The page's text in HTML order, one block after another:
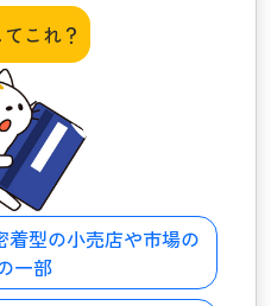
これ？
着型の小売店や市場の
一部